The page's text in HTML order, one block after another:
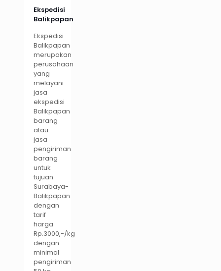
Ekspedisi
Balikpapan
Ekspedisi
Balikpapan
merupakan
perusahaan
yang
melayani
jasa
ekspedisi
Balikpapan
barang
atau
jasa
pengiriman
barang
untuk
tujuan
Surabaya-
Balikpapan
dengan
tarif
harga
Rp.3000,-/kg
dengan
minimal
pengiriman